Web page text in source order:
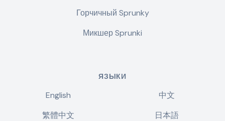
Горчичный Sprunky
Микшер Sprunki
ЯЗЫКИ
English
中文
繁體中文
日本語